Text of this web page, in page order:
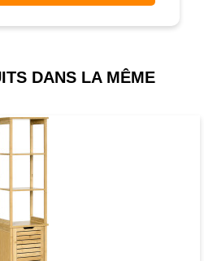
: MDF
x 30P x 75H cm
placard : 53,8L x 26P x
totale : 24
(plateau), 5 Kg
DANS LA MÊME